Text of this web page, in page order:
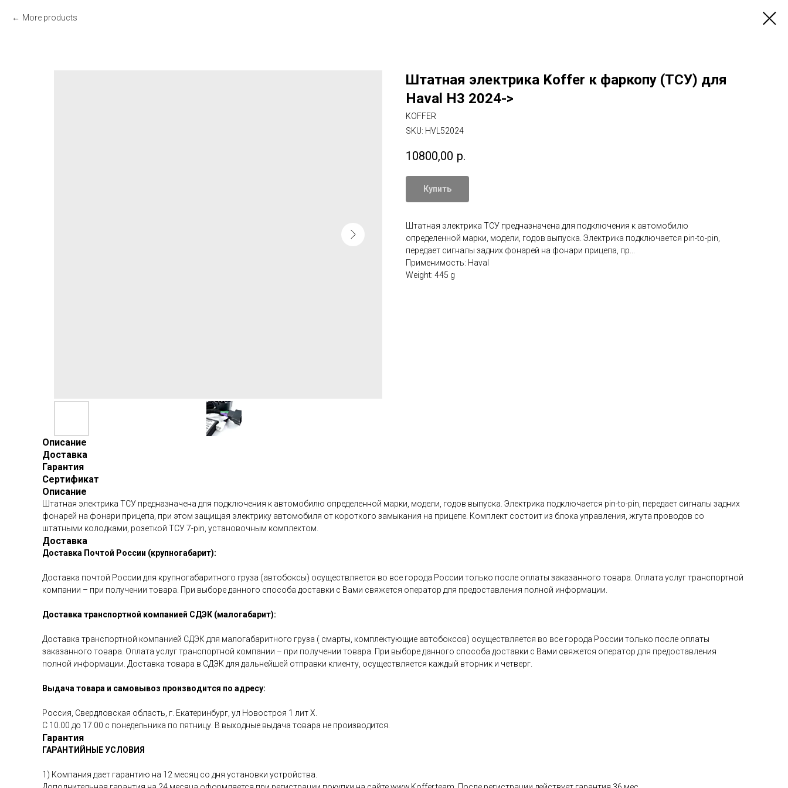
More products
Штатная электрика Koffer к фаркопу (ТСУ) для
Haval H3 2024->
KOFFER
SKU: HVL52024
10800,00 р.
Купить
Штатная электрика ТСУ предназначена для подключения к автомобилю
определенной марки, модели, годов выпуска. Электрика подключается pin-to-pin,
передает сигналы задних фонарей на фонари прицепа, пр...
Применимость: Haval
Weight: 445 g
Описание
Доставка
Гарантия
Сертификат
Описание
Штатная электрика ТСУ предназначена для подключения к автомобилю определенной марки, модели, годов выпуска. Электрика подключается pin-to-pin, передает сигналы задних
фонарей на фонари прицепа, при этом защищая электрику автомобиля от короткого замыкания на прицепе. Комплект состоит из блока управления, жгута проводов со
штатными колодками, розеткой ТСУ 7-pin, установочным комплектом.
Доставка
Доставка Почтой России (крупногабарит):
Доставка почтой России для крупногабаритного груза (автобоксы) осуществляется во все города России только после оплаты заказанного товара. Оплата услуг транспортной
компании – при получении товара. При выборе данного способа доставки с Вами свяжется оператор для предоставления полной информации.
Доставка транспортной компанией СДЭК (малогабарит):
Доставка транспортной компанией СДЭК для малогабаритного груза ( смарты, комплектующие автобоксов) осуществляется во все города России только после оплаты
заказанного товара. Оплата услуг транспортной компании – при получении товара. При выборе данного способа доставки с Вами свяжется оператор для предоставления
полной информации. Доставка товара в СДЭК для дальнейшей отправки клиенту, осуществляется каждый вторник и четверг.
Выдача товара и самовывоз производится по адресу:
Россия, Свердловская область, г. Екатеринбург, ул Новостроя 1 лит Х.
С 10.00 до 17.00 с понедельника по пятницу. В выходные выдача товара не производится.
Гарантия
ГАРАНТИЙНЫЕ УСЛОВИЯ
1) Компания дает гарантию на 12 месяц со дня установки устройства.